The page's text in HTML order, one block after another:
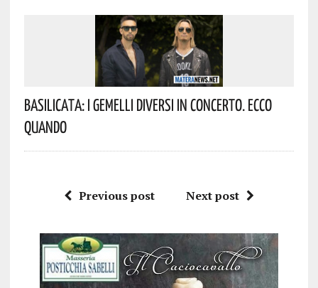
Basilicata: I Gemelli DiVersi In Concerto. Ecco
Quando
Previous post Next post